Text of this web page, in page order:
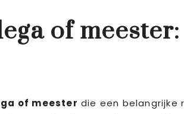
of
of meester die een belangrijke